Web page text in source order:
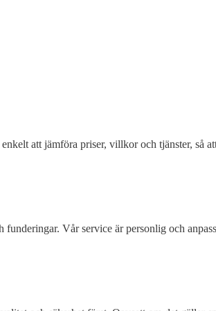
att jämföra priser, villkor och tjänster, så
Vår service är personlig och